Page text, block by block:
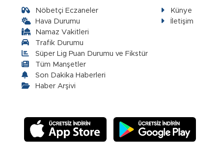
Nöbetçi Eczaneler
Hava Durumu
Namaz Vakitleri
Trafik Durumu
Süper Lig Puan Durumu ve Fikstür
Tüm Manşetler
Son Dakika Haberleri
Haber Arşivi
Künye
İletişim